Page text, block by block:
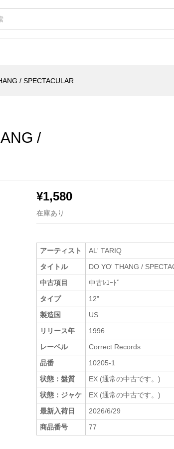
/ SPECTACULAR
/
¥1,580
在庫あり
アーティスト
AL' TARIQ
タイトル
DO YO' THANG /
中古項目
中古ﾚｺｰﾄﾞ
タイプ
12"
製造国
US
リリース年
1996
レーベル
Correct Records
品番
10205-1
状態：盤質
EX (通常の中古です。)
状態：ジャケ
EX (通常の中古です。)
最新入荷日
2026/6/29
商品番号
77